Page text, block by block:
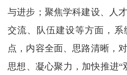
与进步；聚焦学科建设、人
交流、队伍建设等方面，系
点，内容全面、思路清晰，
思想、凝心聚力，加快推进“